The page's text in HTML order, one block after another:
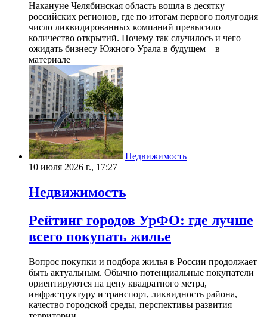
Накануне Челябинская область вошла в десятку
российских регионов, где по итогам первого полугодия
число ликвидированных компаний превысило
количество открытий. Почему так случилось и чего
ожидать бизнесу Южного Урала в будущем – в
материале
Недвижимость
10 июля 2026 г., 17:27
Недвижимость
Рейтинг городов УрФО: где лучше
всего покупать жилье
Вопрос покупки и подбора жилья в России продолжает
быть актуальным. Обычно потенциальные покупатели
ориентируются на цену квадратного метра,
инфраструктуру и транспорт, ликвидность района,
качество городской среды, перспективы развития